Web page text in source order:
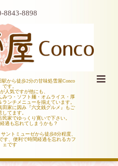
8843-8898
から徒歩2分の甘味処雪屋Conco
です。
人気ですが他にも、
みつ・ソフト麺・オムライス・厚
ンチメニューを揃えています。
田家に因み『六文銭グルメ』もご
してます。
家でゆっくり寛いで下さい。
過も忘れてしまうかも？
ントミューゼから徒歩8分程度、
す、便利で時間経過を忘れるカフ
ェです